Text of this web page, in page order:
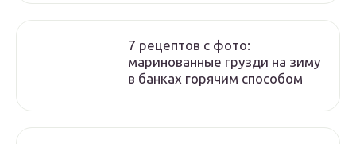
7 рецептов с фото:
маринованные грузди на зиму
в банках горячим способом